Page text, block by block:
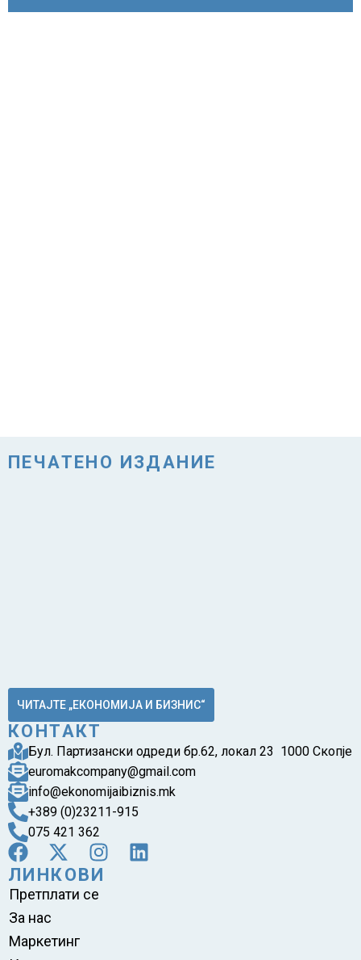
ПЕЧАТЕНО ИЗДАНИЕ
ЧИТАЈТЕ „ЕКОНОМИЈА И БИЗНИС“
КОНТАКТ
Бул. Партизански одреди бр.62, локал 23 1000 Скопје
euromakcompany@gmail.com
info@ekonomijaibiznis.mk
+389 (0)23211-915
075 421 362
ЛИНКОВИ
Претплати се
За нас
Маркетинг